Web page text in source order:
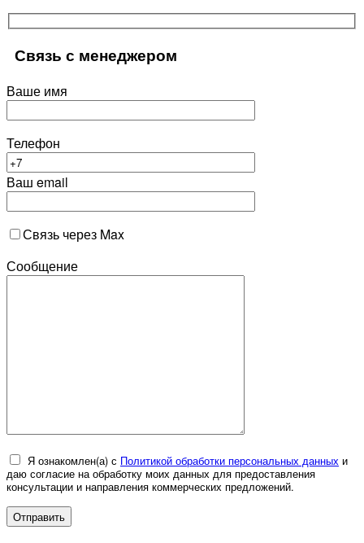
Связь с менеджером
Ваше имя
Телефон
Ваш email
Связь через Max
Сообщение
Я ознакомлен(а) с Политикой обработки персональных данных и
даю согласие на обработку моих данных для предоставления
консультации и направления коммерческих предложений.